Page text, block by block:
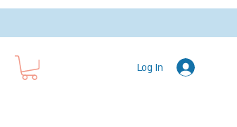
Log In